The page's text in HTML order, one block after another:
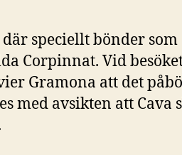
speciellt bönder som
Corpinnat. Vid
Gramona att det
med avsikten att Cava